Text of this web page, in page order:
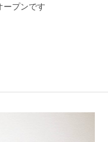
ープンです